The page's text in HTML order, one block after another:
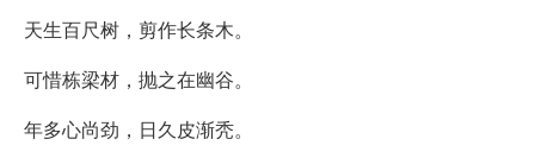
天生百尺树，剪作长条木。
可惜栋梁材，抛之在幽谷。
年多心尚劲，日久皮渐秃。